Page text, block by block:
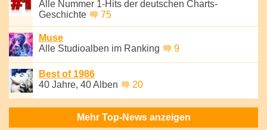
Alle Nummer 1-Hits der deutschen Charts-
Geschichte
75
Muse
Alle Studioalben im Ranking
9
Best of 1986
40 Jahre, 40 Alben
20
Mehr Top-News anzeigen